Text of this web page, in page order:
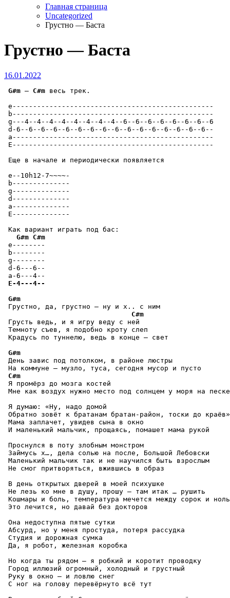
Главная страница
Uncategorized
Грустно — Баста
Грустно — Баста
16.01.2022
G#m — C#m весь трек.
e-------------------------------------------------
b-------------------------------------------------
g---4--4--4--4--4--4--4--4--6--6--6--6--6--6--6--6
d-6--6--6--6--6--6--6--6--6--6--6--6--6--6--6--6--
a-------------------------------------------------
E-------------------------------------------------
Еще в начале и периодически появляется
e--10h12-7~~~~-
b--------------
g--------------
d--------------
a--------------
E--------------
Как вариант играть под бас:
G#m C#m
e--------
b--------
g--------
d-6---6--
a-6---4--
E-4---4--
G#m
Грустно, да, грустно — ну и х.. с ним
C#m
Грусть ведь, и я игру веду с ней
Темноту съев, я подобно кроту слеп
Крадусь по туннелю, ведь в конце — свет
G#m
День завис под потолком, в районе люстры
На коммуне — музло, туса, сегодня мусор и пусто
C#m
Я промёрз до мозга костей
Мне как воздух нужно место под солнцем у моря на песке
Я думаю: «Ну, надо домой
Обратно зовёт к братанам братан-район, тоски до краёв»
Мама заплачет, увидев сына в окно
И маленький мальчик, прощаясь, помашет мама рукой
Проснулся в поту злобным монстром
Займусь х…, дела солью на после, Большой Лебовски
Маленький мальчик так и не научился быть взрослым
Не смог притворяться, вжившись в образ
В день открытых дверей в моей психушке
Не лезь ко мне в душу, прошу — там итак … рушить
Кошмары и боль, температура мечется между сорок и ноль
Это лечится, но давай без докторов
Она недоступна пятые сутки
Абсурд, но у меня простуда, потеря рассудка
Студия и дорожная сумка
Да, я робот, железная коробка
Но когда ты рядом — я робкий и коротит проводку
Город иллюзий огромный, холодный и грустный
Руку в окно — и ловлю снег
С ног на голову перевёрнуто всё тут